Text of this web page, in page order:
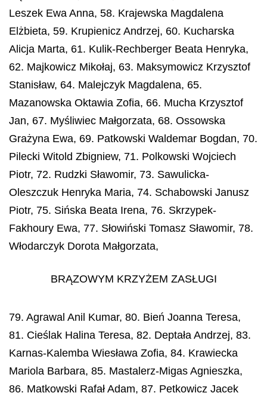
Leszek Ewa Anna, 58. Krajewska Magdalena
Elżbieta, 59. Krupienicz Andrzej, 60. Kucharska
Alicja Marta, 61. Kulik-Rechberger Beata Henryka,
62. Majkowicz Mikołaj, 63. Maksymowicz Krzysztof
Stanisław, 64. Malejczyk Magdalena, 65.
Mazanowska Oktawia Zofia, 66. Mucha Krzysztof
Jan, 67. Myśliwiec Małgorzata, 68. Ossowska
Grażyna Ewa, 69. Patkowski Waldemar Bogdan, 70.
Pilecki Witold Zbigniew, 71. Polkowski Wojciech
Piotr, 72. Rudzki Sławomir, 73. Sawulicka-
Oleszczuk Henryka Maria, 74. Schabowski Janusz
Piotr, 75. Sińska Beata Irena, 76. Skrzypek-
Fakhoury Ewa, 77. Słowiński Tomasz Sławomir, 78.
Włodarczyk Dorota Małgorzata,
BRĄZOWYM KRZYŻEM ZASŁUGI
79. Agrawal Anil Kumar, 80. Bień Joanna Teresa,
81. Cieślak Halina Teresa, 82. Deptała Andrzej, 83.
Karnas-Kalemba Wiesława Zofia, 84. Krawiecka
Mariola Barbara, 85. Mastalerz-Migas Agnieszka,
86. Matkowski Rafał Adam, 87. Petkowicz Jacek